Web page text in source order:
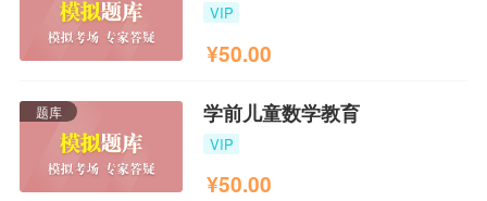
VIP
¥50.00
题库 学前儿童数学教育
VIP
¥50.00